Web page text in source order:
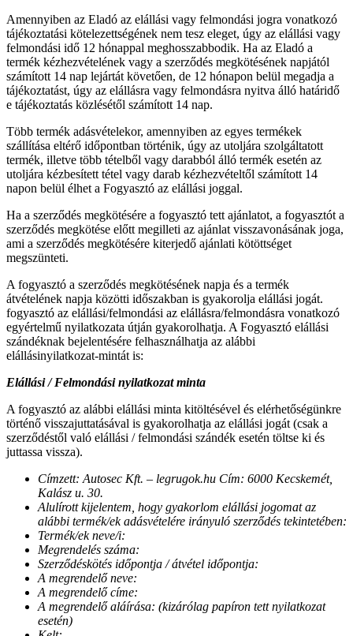
Amennyiben az Eladó az elállási vagy felmondási jogra vonatkozó
tájékoztatási kötelezettségének nem tesz eleget, úgy az elállási vagy
felmondási idő 12 hónappal meghosszabbodik. Ha az Eladó a
termék kézhezvételének vagy a szerződés megkötésének napjától
számított 14 nap lejártát követően, de 12 hónapon belül megadja a
tájékoztatást, úgy az elállásra vagy felmondásra nyitva álló határidő
e tájékoztatás közlésétől számított 14 nap.
Több termék adásvételekor, amennyiben az egyes termékek
szállítása eltérő időpontban történik, úgy az utoljára szolgáltatott
termék, illetve több tételből vagy darabból álló termék esetén az
utoljára kézbesített tétel vagy darab kézhezvételtől számított 14
napon belül élhet a Fogyasztó az elállási joggal.
Ha a szerződés megkötésére a fogyasztó tett ajánlatot, a fogyasztót a
szerződés megkötése előtt megilleti az ajánlat visszavonásának joga,
ami a szerződés megkötésére kiterjedő ajánlati kötöttséget
megszünteti.
A fogyasztó a szerződés megkötésének napja és a termék
átvételének napja közötti időszakban is gyakorolja elállási jogát.
fogyasztó az elállási/felmondási az elállásra/felmondásra vonatkozó
egyértelmű nyilatkozata útján gyakorolhatja. A Fogyasztó elállási
szándéknak bejelentésére felhasználhatja az alábbi
elállásinyilatkozat-mintát is:
Elállási / Felmondási nyilatkozat minta
A fogyasztó az alábbi elállási minta kitöltésével és elérhetőségünkre
történő visszajuttatásával is gyakorolhatja az elállási jogát (csak a
szerződéstől való elállási / felmondási szándék esetén töltse ki és
juttassa vissza).
Címzett: Autosec Kft. – legrugok.hu Cím: 6000 Kecskemét,
Kalász u. 30.
Alulírott kijelentem, hogy gyakorlom elállási jogomat az
alábbi termék/ek adásvételére irányuló szerződés tekintetében:
Termék/ek neve/i:
Megrendelés száma:
Szerződéskötés időpontja / átvétel időpontja:
A megrendelő neve:
A megrendelő címe:
A megrendelő aláírása: (kizárólag papíron tett nyilatkozat
esetén)